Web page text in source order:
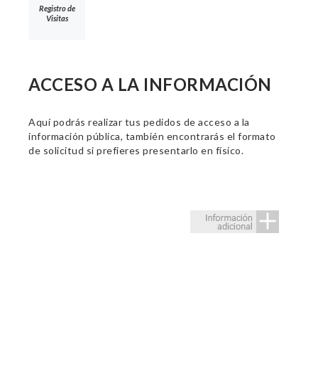
Registro de
Visitas
ACCESO A LA INFORMACIÓN
Aquí podrás realizar tus pedidos de acceso a la
información pública, también encontrarás el formato
de solicitud si prefieres presentarlo en físico.